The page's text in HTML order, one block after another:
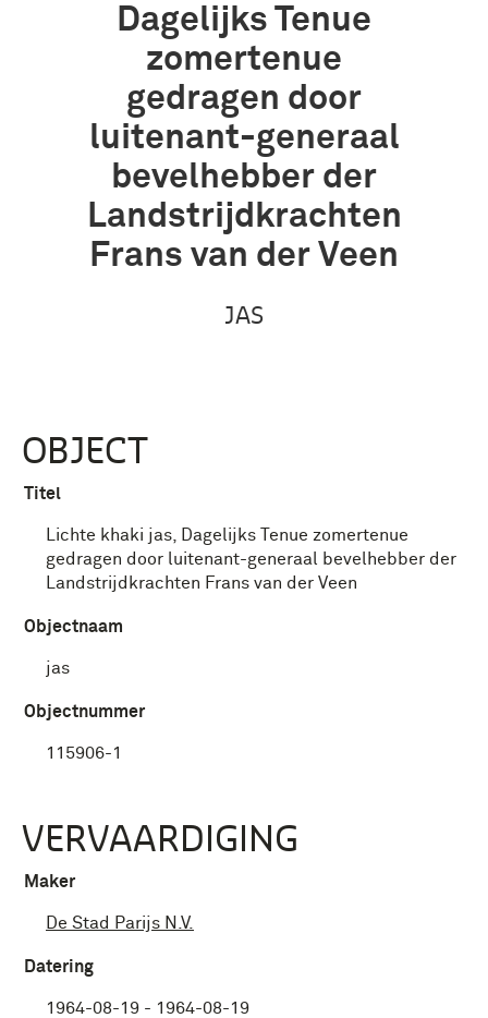
Dagelijks Tenue
zomertenue
gedragen door
luitenant-generaal
bevelhebber der
Landstrijdkrachten
Frans van der Veen
JAS
OBJECT
Titel
Lichte khaki jas, Dagelijks Tenue zomertenue
gedragen door luitenant-generaal bevelhebber der
Landstrijdkrachten Frans van der Veen
Objectnaam
jas
Objectnummer
115906-1
VERVAARDIGING
Maker
De Stad Parijs N.V.
Datering
1964-08-19 - 1964-08-19